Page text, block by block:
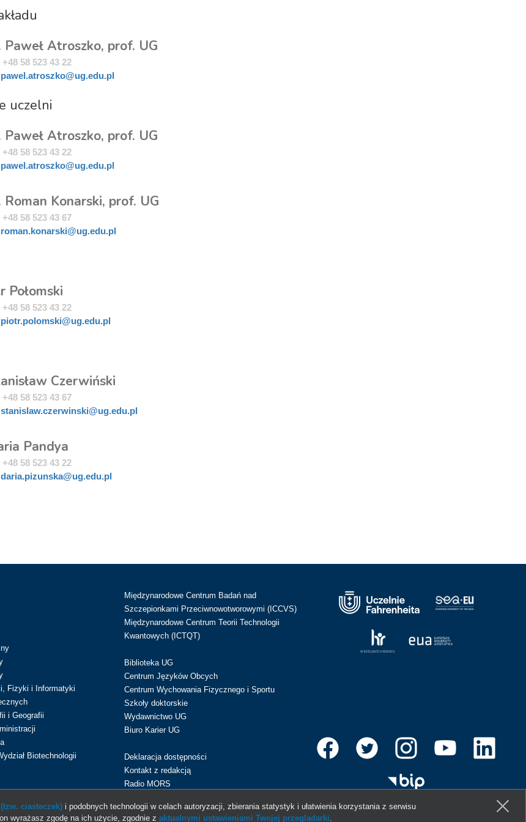
Paweł Atroszko, prof. UG
+48 58 523 43 22
pawel.atroszko@ug.edu.pl
uczelni
Paweł Atroszko, prof. UG
+48 58 523 43 22
pawel.atroszko@ug.edu.pl
Roman Konarski, prof. UG
+48 58 523 43 67
roman.konarski@ug.edu.pl
Połomski
+48 58 523 43 22
piotr.polomski@ug.edu.pl
Czerwiński
+48 58 523 43 67
stanislaw.czerwinski@ug.edu.pl
Pandya
+48 58 523 43 22
daria.pizunska@ug.edu.pl
Fizyki i Informatyki
i Geografii
Biotechnologii
Międzynarodowe Centrum Badań nad
Szczepionkami Przeciwnowotworowymi (ICCVS)
Międzynarodowe Centrum Teorii Technologii
Kwantowych (ICTQT)
Biblioteka UG
Centrum Języków Obcych
Centrum Wychowania Fizycznego i Sportu
Szkoły doktorskie
Wydawnictwo UG
Biuro Karier UG
Deklaracja dostępności
Kontakt z redakcją
Radio MORS
© 2013-2026 Uniwersytet Gdański
ciasteczek)i podobnych technologii w celach autoryzacji, zbierania statystyk i ułatwienia korzystania z serwisu
wyrażasz zgodę na ich użycie, zgodnie z aktualnymi ustawieniami Twojej przeglądarki.